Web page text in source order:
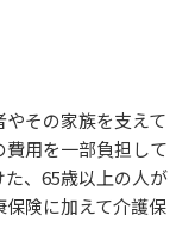
その家族を支えて
用を一部負担して
、65歳以上の人が
険に加えて介護保